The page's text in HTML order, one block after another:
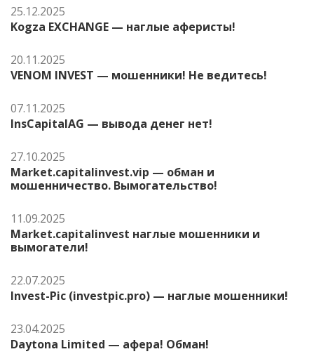
25.12.2025
Kogza EXCHANGE — наглые аферисты!
20.11.2025
VENOM INVEST — мошенники! Не ведитесь!
07.11.2025
InsCapitalAG — вывода денег нет!
27.10.2025
Market.capitalinvest.vip — обман и
мошенничество. Вымогательство!
11.09.2025
Market.capitalinvest наглые мошенники и
вымогатели!
22.07.2025
Invest-Pic (investpic.pro) — наглые мошенники!
23.04.2025
Daytona Limited — афера! Обман!